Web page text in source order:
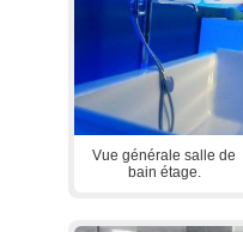
Vue générale salle de
bain étage.